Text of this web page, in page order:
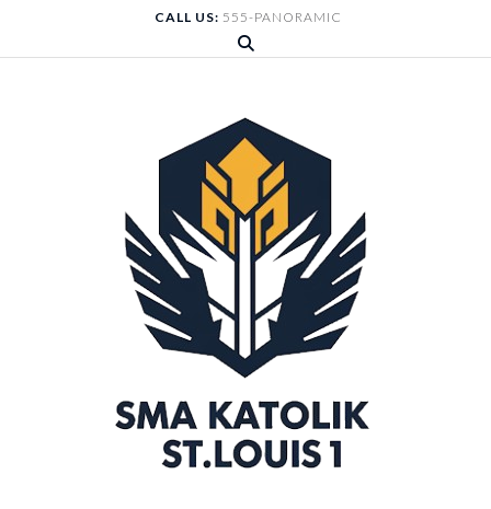
content
CALL US: 555-PANORAMIC